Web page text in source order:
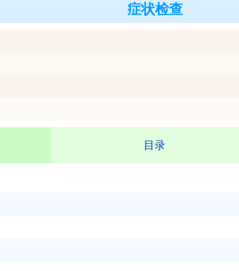
症状检查
目录